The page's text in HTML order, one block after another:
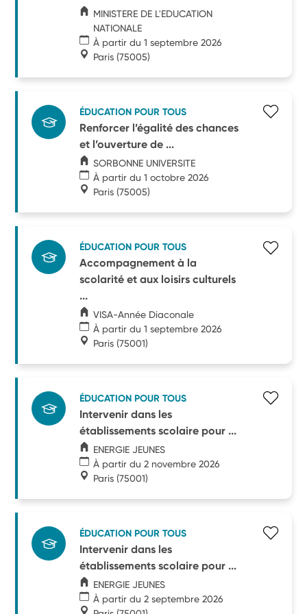
MINISTERE DE L'EDUCATION
NATIONALE
À partir du 1 septembre 2026
Paris (75005)
ÉDUCATION POUR TOUS
Renforcer l’égalité des chances
et l’ouverture de ...
SORBONNE UNIVERSITE
À partir du 1 octobre 2026
Paris (75005)
ÉDUCATION POUR TOUS
Accompagnement à la
scolarité et aux loisirs culturels
...
VISA-Année Diaconale
À partir du 1 septembre 2026
Paris (75001)
ÉDUCATION POUR TOUS
Intervenir dans les
établissements scolaire pour ...
ENERGIE JEUNES
À partir du 2 novembre 2026
Paris (75001)
ÉDUCATION POUR TOUS
Intervenir dans les
établissements scolaire pour ...
ENERGIE JEUNES
À partir du 2 septembre 2026